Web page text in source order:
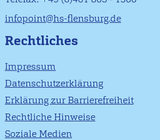
infopoint@hs-flensburg.de
Rechtliches
Impressum
Datenschutzerklärung
Erklärung zur Barrierefreiheit
Rechtliche Hinweise
Soziale Medien